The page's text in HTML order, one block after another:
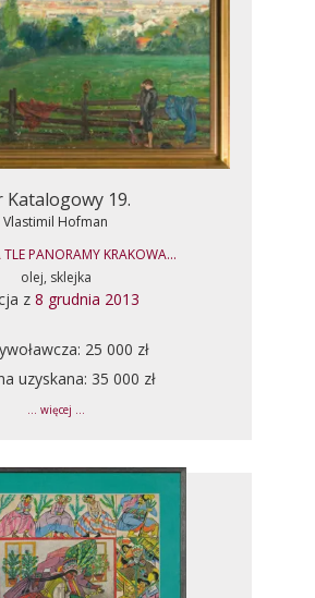
Katalogowy 19.
Vlastimil Hofman
TLE PANORAMY KRAKOWA...
olej, sklejka
z 8 grudnia 2013
25 000 zł
uzyskana: 35 000 zł
... więcej ...